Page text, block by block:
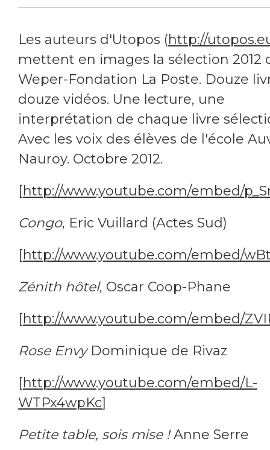
Les auteurs d'Utopos (http://
mettent en images la sélection 2012
Weper-Fondation La Poste. Douze
douze vidéos. Une lecture, une
interprétation de chaque livre
Avec les voix des élèves de l'école
Nauroy. Octobre 2012.
[http://www.youtube.com/embed/
Congo, Eric Vuillard (Actes Sud)
[http://www.youtube.com/embed/
Zénith hôtel, Oscar Coop-Phane
[http://www.youtube.com/embed/
Rose Envy Dominique de Rivaz
[http://www.youtube.com/embed/L-
WTPx4wpKc]
Petite table, sois mise !Anne Serre